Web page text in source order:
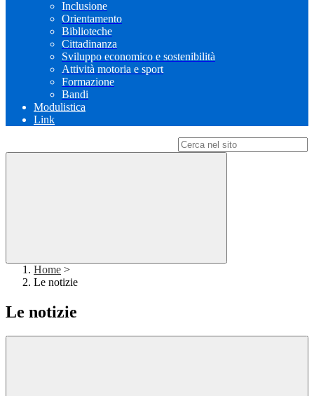
Inclusione
Orientamento
Biblioteche
Cittadinanza
Sviluppo economico e sostenibilità
Attività motoria e sport
Formazione
Bandi
Modulistica
Link
Home >
Le notizie
Le notizie